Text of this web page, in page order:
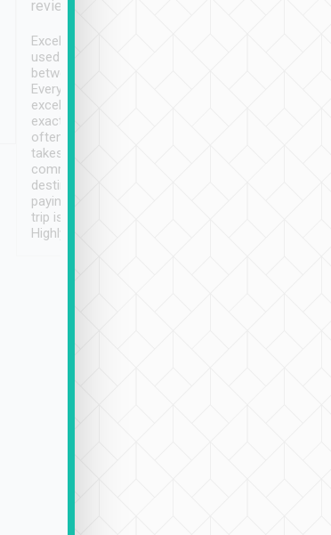
Excellent service. We have
used Tripool to travel
between cities in Taiwan.
Every driver has been
excellent and arrives
exactly on time. As there is
often limited English it
takes the difficulty out of
communicating the
destination details and
paying online prior to the
trip is very convenient.
Highly recommended